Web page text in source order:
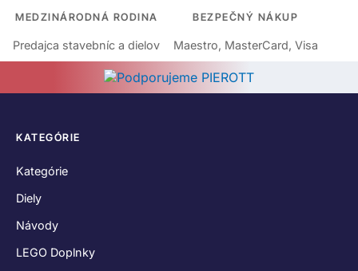
MEDZINÁRODNÁ RODINA
Predajca stavebníc a dielov
BEZPEČNÝ NÁKUP
Maestro, MasterCard, Visa
KATEGÓRIE
Kategórie
Diely
Návody
LEGO Doplnky